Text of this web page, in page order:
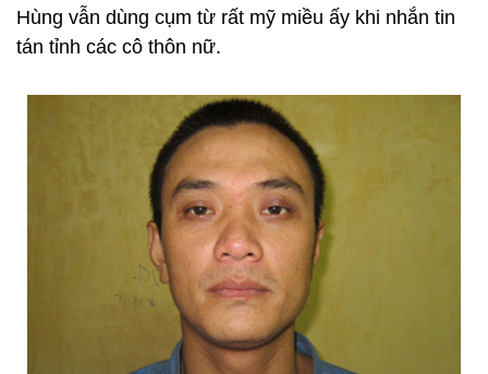
Hùng vẫn dùng cụm từ rất mỹ miều ấy khi nhắn tin
tán tỉnh các cô thôn nữ.